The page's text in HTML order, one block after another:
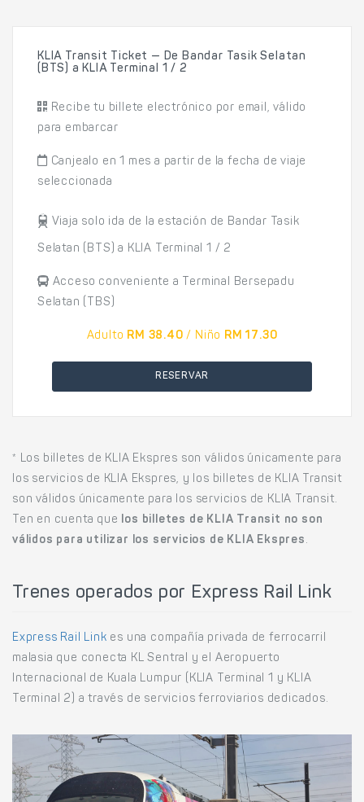
KLIA Transit Ticket — De Bandar Tasik Selatan
(BTS) a KLIA Terminal 1 / 2
Recibe tu billete electrónico por email, válido
para embarcar
Canjealo en 1 mes a partir de la fecha de viaje
seleccionada
Viaja solo ida de la estación de Bandar Tasik
Selatan (BTS) a KLIA Terminal 1 / 2
Acceso conveniente a Terminal Bersepadu
Selatan (TBS)
Adulto RM 38.40 / Niño RM 17.30
RESERVAR
* Los billetes de KLIA Ekspres son válidos únicamente para
los servicios de KLIA Ekspres, y los billetes de KLIA Transit
son válidos únicamente para los servicios de KLIA Transit.
Ten en cuenta que los billetes de KLIA Transit no son
válidos para utilizar los servicios de KLIA Ekspres .
Trenes operados por Express Rail Link
Express Rail Link es una compañía privada de ferrocarril
malasia que conecta KL Sentral y el Aeropuerto
Internacional de Kuala Lumpur (KLIA Terminal 1 y KLIA
Terminal 2) a través de servicios ferroviarios dedicados.